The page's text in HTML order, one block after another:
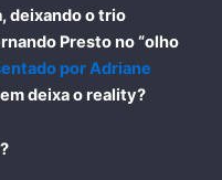
deixando o trio
Prestono “olho
porAdriane
deixa o reality?